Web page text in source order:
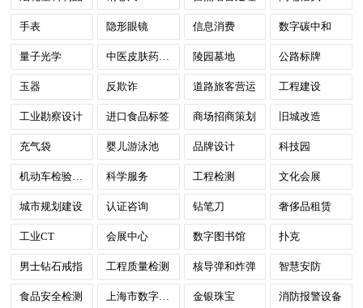
手表 隐形眼镜 信息消费 数字碳中和
量子光学 中医皮肤药研发中心 陵园墓地 公路标牌
玉器 反欺诈 道路旅客营运 工程建设
工业勘察设计 进口食品标签 商场招商策划 旧城改造
充气袋 婴儿游泳池 品牌设计 科技园
科学服务 工程检测 文化会展
城市规划建设 认证咨询 钻笔刀 奢侈品租赁
工业CT 会展中心 数字图书馆 扑克
男士钻石戒指 工程质量检测 核导弹和炸弹 智慧安防
食品安全检测 上海市数字政府 金银珠宝 消防报警设备